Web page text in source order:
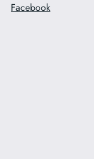
Facebook